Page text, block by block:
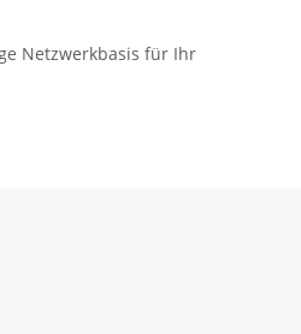
Netzwerkbasis für Ihr